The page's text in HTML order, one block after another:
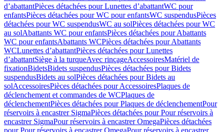
d’abattantPièces détachées pour Lunettes d’abattantWC pour
enfantsPièces détachées pour WC pour enfantsWC suspendusPièces
détachées pour WC suspendusWC au solPièces détachées pour WC
au solAbattants WC pour enfantsPièces détachées pour Abattants
WC pour enfantsAbattants WCPièces détachées pour Abattants
WCLunettes d’abattantPièces détachées pour Lunettes
d’abattantSiège à la turqueAvec rinçageAccessoiresMatériel de
fixationBidetsBidets suspendusPièces détachées pour Bidets
suspendusBidets au solPièces détachées pour Bidets au
solAccessoiresPièces détachées pour AccessoiresPlaques de
déclenchement et commandes de WCPlaques de
déclenchementPièces détachées pour Plaques de déclenchementPour
réservoirs à encastrer SigmaPièces détachées pour Pour réservoirs à
encastrer SigmaPour réservoirs à encastrer OmegaPièces détachées
pour Pour réservoirs à encastrer OmegaPour réservoirs à encastrer